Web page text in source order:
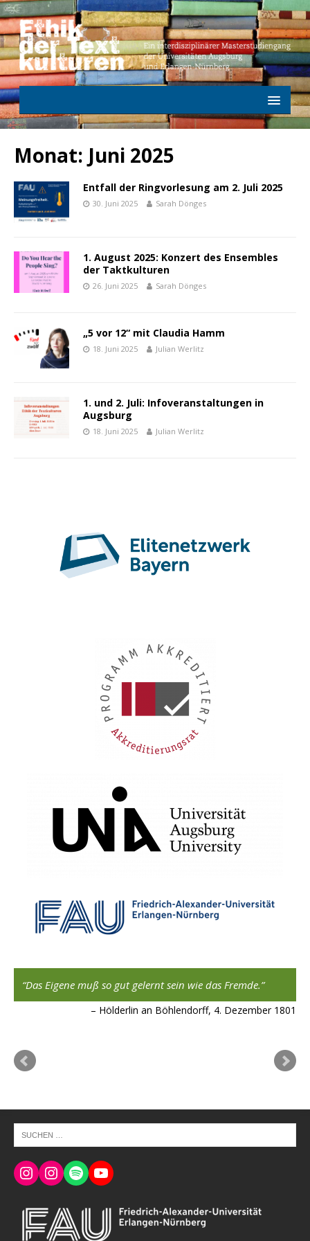
Monat: Juni 2025
Entfall der Ringvorlesung am 2. Juli 2025
30. Juni 2025 Sarah Dönges
1. August 2025: Konzert des Ensembles
der Taktkulturen
26. Juni 2025 Sarah Dönges
„5 vor 12“ mit Claudia Hamm
18. Juni 2025 Julian Werlitz
1. und 2. Juli: Infoveranstaltungen in
Augsburg
18. Juni 2025 Julian Werlitz
Das Eigene muß so gut gelernt sein wie das Fremde.
Hölderlin an Böhlendorff, 4. Dezember 1801